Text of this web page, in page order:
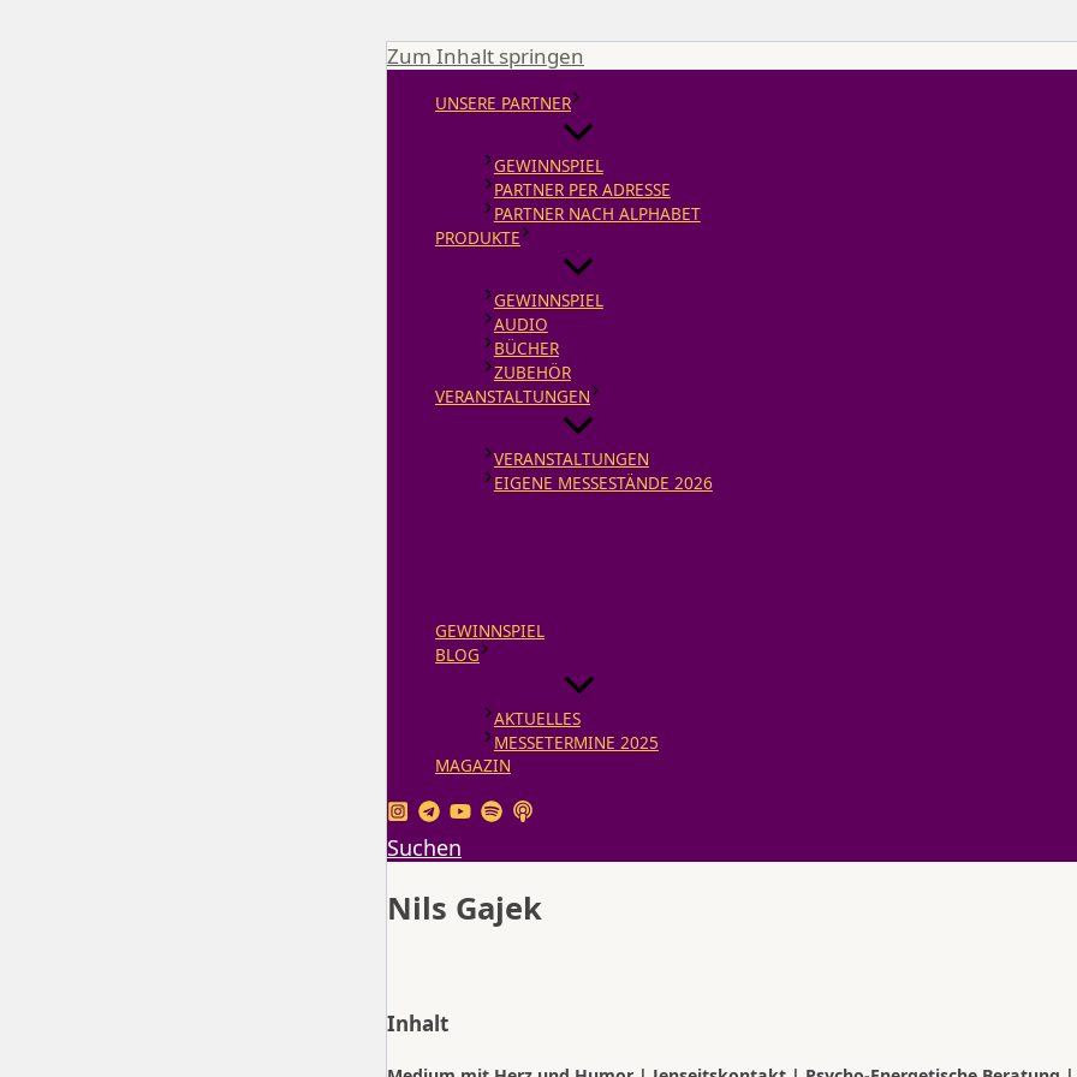
Zum Inhalt springen
UNSERE PARTNER
GEWINNSPIEL
PARTNER PER ADRESSE
PARTNER NACH ALPHABET
PRODUKTE
GEWINNSPIEL
AUDIO
BÜCHER
ZUBEHÖR
VERANSTALTUNGEN
VERANSTALTUNGEN
EIGENE MESSESTÄNDE 2026
GEWINNSPIEL
BLOG
AKTUELLES
MESSETERMINE 2025
MAGAZIN
Suchen
Nils Gajek
Inhalt